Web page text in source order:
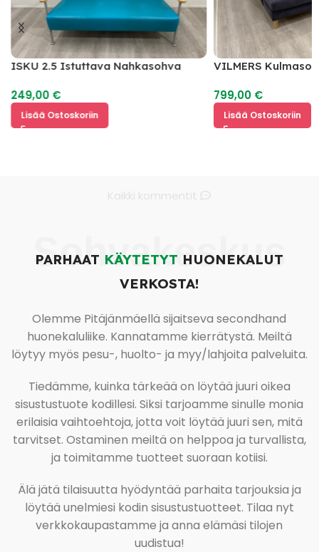
ISKU 2.5 Istuttava Nahkasohva
249,00 €
Lisää Ostoskoriin
VILMERS
799,00 €
Lisää Ostoskoriin
Sohvakeskus
PARHAAT KÄYTETYT HUONEKALUT
VERKOSTA!
Olemme Pitäjänmäellä sijaitseva secondhand
huonekaluliike. Kannatamme kierrätystä. Meiltä
löytyy myös pesu-, huolto- ja myy/lahjoita palveluita.
Tiedämme, kuinka tärkeää on löytää juuri oikea
sisustustuote kodillesi. Siksi tarjoamme sinulle monia
erilaisia vaihtoehtoja, jotta voit löytää juuri sen, mitä
tarvitset. Ostaminen meiltä on helppoa ja turvallista,
ja toimitamme tuotteet suoraan kotiisi.
Älä jätä tilaisuutta hyödyntää parhaita tarjouksia ja
löytää unelmiesi kodin sisustustuotteet. Tilaa nyt
verkkokaupastamme ja anna elämäsi tilojen
uudistua!